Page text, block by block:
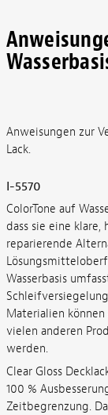
Anweisungen zur
Lack.
I-5570
ColorTone auf
dass sie eine
reparierende
Wasserbasis
Materialien
vielen anderen
werden.
Clear Gloss
100 %
Zeitbegrenzung.